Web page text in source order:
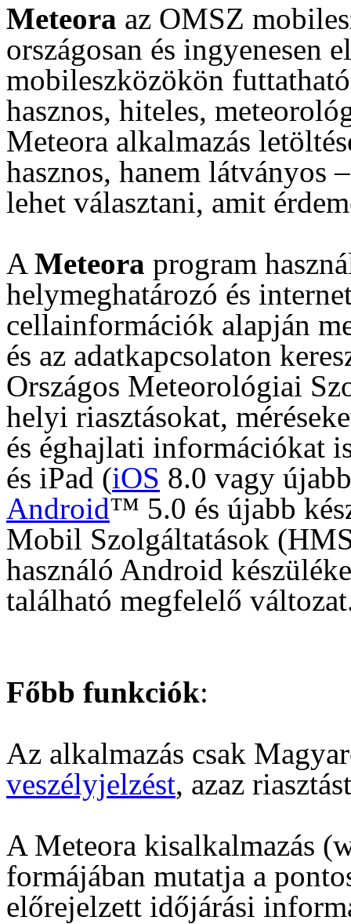
Meteora az OMSZ
országosan és ingyenesen
mobileszközökön
hasznos, hiteles,
Meteora alkalmazás
hasznos, hanem látványos–
lehet választani, amit
A Meteora program
helymeghatározó és
cellainformációk alapján
és az adatkapcsolaton
Országos Meteorológiai
helyi riasztásokat,
és éghajlati információkat
és iPad (iOS 8.0 vagy
Android™ 5.0 és újabb
Mobil Szolgáltatások
használó Android
található megfelelő
Főbb funkciók:
Az alkalmazás csak
veszélyjelzést, azaz
A Meteora kisalkalmazás
formájában mutatja a
előrejelzett időjárási